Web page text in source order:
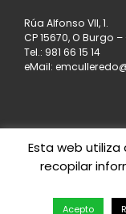
Rúa Alfonso VII, 1.
CP 15670, O Burgo
Tel.: 981 66 15 14
eMail:
© 2026
Todos los
Creado con –
Esta web
recopilar
Acepto